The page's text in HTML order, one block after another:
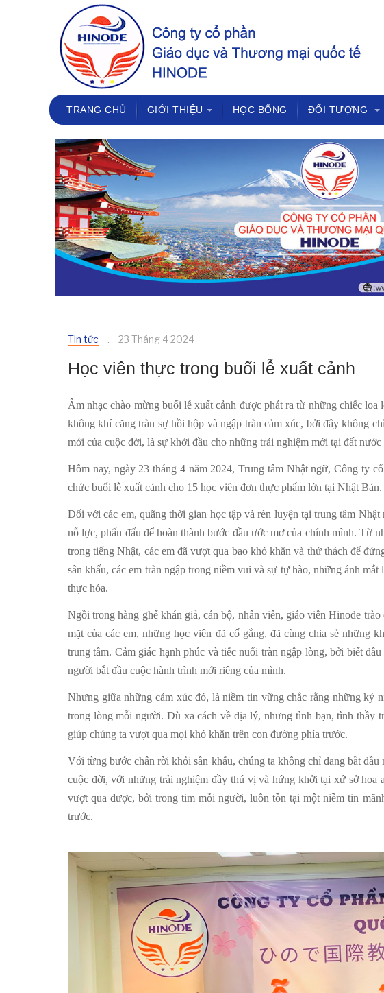
TRANG CHỦ GIỚI THIỆU HỌC BỔNG ĐỐI TƯỢNG
Tin tức 23 Tháng 4 2024
Học viên thực trong buổi lễ xuất cảnh
Âm nhạc chào mừng buổi lễ xuất cảnh được phát ra từ những chiếc
không khí căng tràn sự hồi hộp và ngập tràn cảm xúc, bởi đây không
mới của cuộc đời, là sự khởi đầu cho những trải nghiệm mới tại đất
Hôm nay, ngày 23 tháng 4 năm 2024, Trung tâm Nhật ngữ, Công ty
chức buổi lễ xuất cảnh cho 15 học viên đơn thực phẩm lớn tại Nhật Bản.
Đối với các em, quãng thời gian học tập và rèn luyện tại trung tâm
nỗ lực, phấn đấu để hoàn thành bước đầu ước mơ của chính mình. Từ
trong tiếng Nhật, các em đã vượt qua bao khó khăn và thử thách để
sân khấu, các em tràn ngập trong niềm vui và sự tự hào, những ánh
thực hóa.
Ngồi trong hàng ghế khán giả, cán bộ, nhân viên, giáo viên Hinode
mặt của các em, những học viên đã cố gắng, đã cùng chia sẻ những
trung tâm. Cảm giác hạnh phúc và tiếc nuối tràn ngập lòng, bởi biết
người bắt đầu cuộc hành trình mới riêng của mình.
Nhưng giữa những cảm xúc đó, là niềm tin vững chắc rằng những kỷ
trong lòng mỗi người. Dù xa cách về địa lý, nhưng tình bạn, tình thầy
giúp chúng ta vượt qua mọi khó khăn trên con đường phía trước.
Với từng bước chân rời khỏi sân khấu, chúng ta không chỉ đang bắt
cuộc đời, với những trải nghiệm đầy thú vị và hứng khởi tại xứ sở hoa
vượt qua được, bởi trong tim mỗi người, luôn tồn tại một niềm tin
trước.